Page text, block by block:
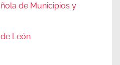
de Municipios y
León